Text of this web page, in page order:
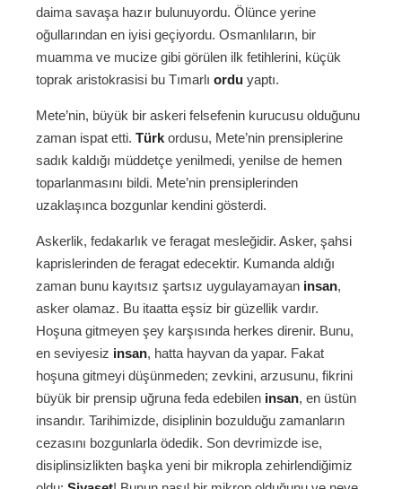
daima savaşa hazır bulunuyordu. Ölünce yerine
oğullarından en iyisi geçiyordu. Osmanlıların, bir
muamma ve mucize gibi görülen ilk fetihlerini, küçük
toprak aristokrasisi bu Tımarlı ordu yaptı.
Mete’nin, büyük bir askeri felsefenin kurucusu olduğunu
zaman ispat etti. Türk ordusu, Mete’nin prensiplerine
sadık kaldığı müddetçe yenilmedi, yenilse de hemen
toparlanmasını bildi. Mete’nin prensiplerinden
uzaklaşınca bozgunlar kendini gösterdi.
Askerlik, fedakarlık ve feragat mesleğidir. Asker, şahsi
kaprislerinden de feragat edecektir. Kumanda aldığı
zaman bunu kayıtsız şartsız uygulayamayan insan,
asker olamaz. Bu itaatta eşsiz bir güzellik vardır.
Hoşuna gitmeyen şey karşısında herkes direnir. Bunu,
en seviyesiz insan, hatta hayvan da yapar. Fakat
hoşuna gitmeyi düşünmeden; zevkini, arzusunu, fikrini
büyük bir prensip uğruna feda edebilen insan, en üstün
insandır. Tarihimizde, disiplinin bozulduğu zamanların
cezasını bozgunlarla ödedik. Son devrimizde ise,
disiplinsizlikten başka yeni bir mikropla zehirlendiğimiz